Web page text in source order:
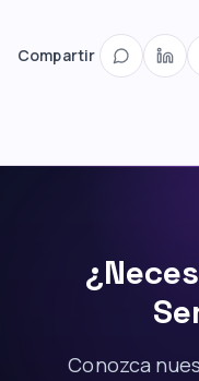
Compartir
Conozca